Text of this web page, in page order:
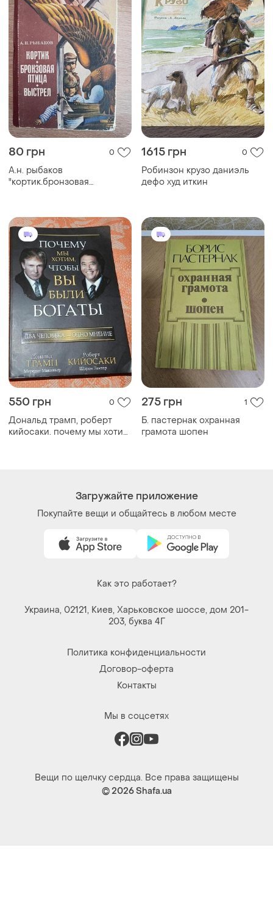
Дональд трамп, роберт
кийосаки. почему мы хотим,
чтобы вы были богатыми
Б. пастернак охранная
грамота шопен
Загружайте приложение
Покупайте вещи и общайтесь в любом месте
Как это работает?
Политика конфиденциальности
Договор-оферта
Контакты
Мы в соцсетях
Вещи по щелчку сердца. Все права защищены
© 2026
Shafa.ua